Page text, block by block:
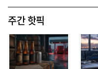
주간 핫픽